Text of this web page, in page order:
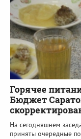
Горячее
Бюджет
На сегодняшнем
приняты очередные